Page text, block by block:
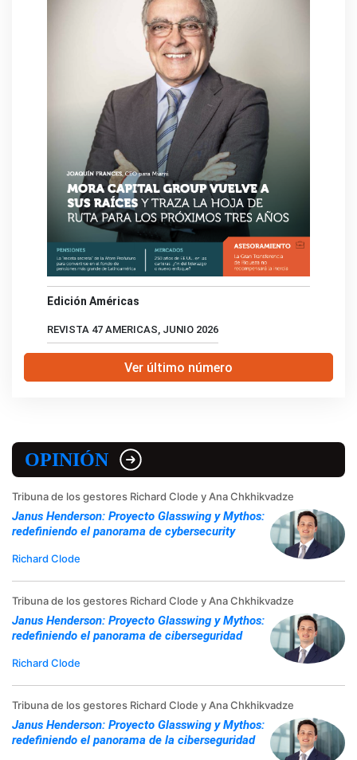
Edición Américas
REVISTA 47 AMERICAS, JUNIO 2026
Ver último número
OPINIÓN
Tribuna de los gestores Richard Clode y Ana Chkhikvadze
Janus Henderson: Proyecto Glasswing y Mythos:
redefiniendo el panorama de cybersecurity
Richard Clode
Tribuna de los gestores Richard Clode y Ana Chkhikvadze
Janus Henderson: Proyecto Glasswing y Mythos:
redefiniendo el panorama de ciberseguridad
Richard Clode
Tribuna de los gestores Richard Clode y Ana Chkhikvadze
Janus Henderson: Proyecto Glasswing y Mythos:
redefiniendo el panorama de la ciberseguridad